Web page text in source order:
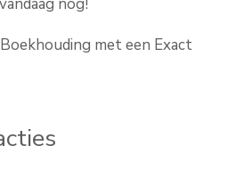
nog!
met een Exact